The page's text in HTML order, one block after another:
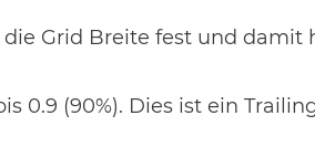
Grid Breite fest und damit
0.9 (90%). Dies ist ein